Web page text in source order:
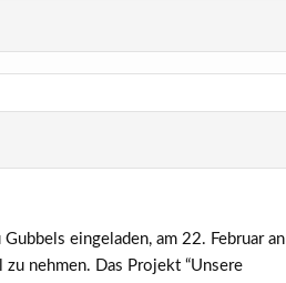
eingeladen, am 22. Februar an
nehmen. Das Projekt “Unsere